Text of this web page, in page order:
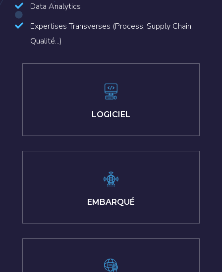
Data Analytics
Expertises Transverses (Process, Supply Chain,
Qualité...)
LOGICIEL
EMBARQUÉ